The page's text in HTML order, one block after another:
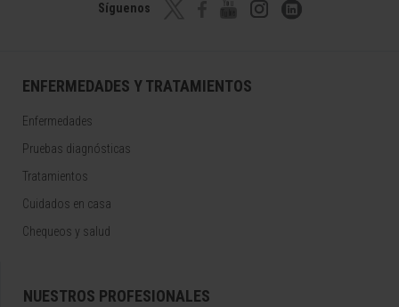
Síguenos
ENFERMEDADES Y TRATAMIENTOS
Enfermedades
Pruebas diagnósticas
Tratamientos
Cuidados en casa
Chequeos y salud
NUESTROS PROFESIONALES